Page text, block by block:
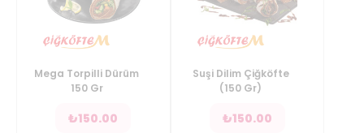
Mega Torpilli Dürüm
150 Gr
₺150.00
Suşi Dilim Çiğköfte
(150 Gr)
₺150.00